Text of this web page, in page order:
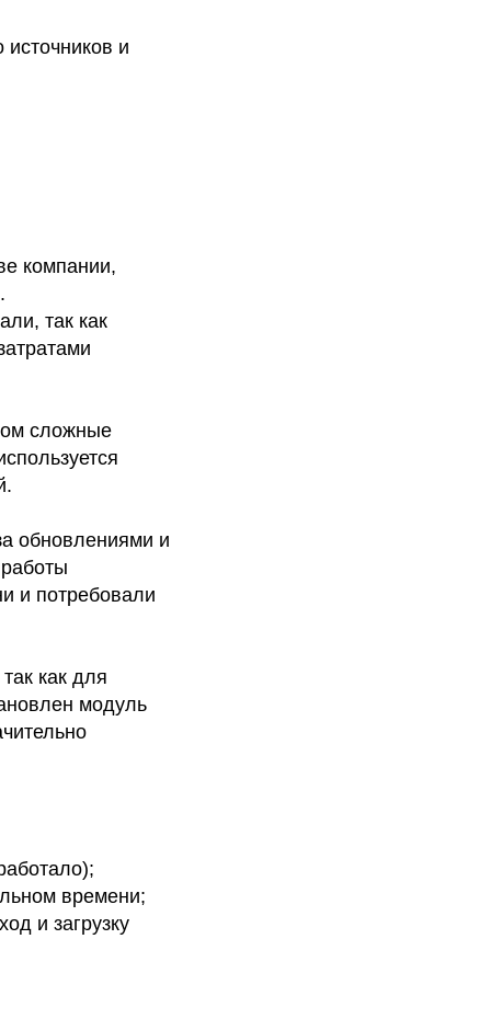
источников и
компании,
так как
сложные
обновлениями и
и потребовали
как для
модуль
времени;
и загрузку